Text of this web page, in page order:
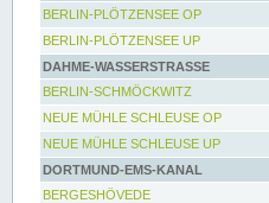
BERLIN-PLÖTZENSEE OP
BERLIN-PLÖTZENSEE UP
DAHME-WASSERSTRASSE
BERLIN-SCHMÖCKWITZ
NEUE MÜHLE SCHLEUSE OP
NEUE MÜHLE SCHLEUSE UP
DORTMUND-EMS-KANAL
BERGESHÖVEDE